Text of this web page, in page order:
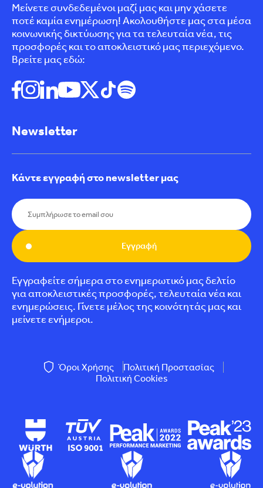
Μείνετε συνδεδεμένοι μαζί μας και μην χάσετε
ποτέ καμία ενημέρωση! Ακολουθήστε μας στα μέσα
κοινωνικής δικτύωσης για τα τελευταία νέα, τις
προσφορές και το αποκλειστικό μας περιεχόμενο.
Βρείτε μας εδώ:
Newsletter
Κάντε εγγραφή στο newsletter μας
Εγγραφή
Εγγραφείτε σήμερα στο ενημερωτικό μας δελτίο
για αποκλειστικές προσφορές, τελευταία νέα και
ενημερώσεις. Γίνετε μέλος της κοινότητάς μας και
μείνετε ενήμεροι.
Όροι Χρήσης
Πολιτική Προστασίας
Πολιτική Cookies